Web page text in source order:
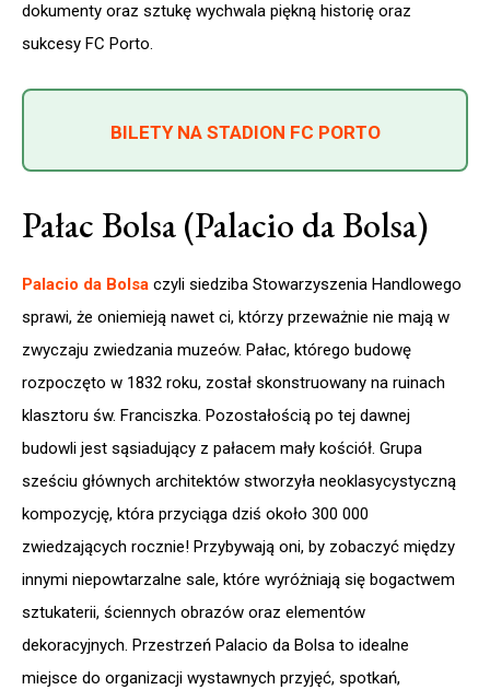
dokumenty oraz sztukę wychwala piękną historię oraz
sukcesy FC Porto.
BILETY NA STADION FC PORTO
Pałac Bolsa (Palacio da Bolsa)
Palacio da Bolsa czyli siedziba Stowarzyszenia Handlowego
sprawi, że oniemieją nawet ci, którzy przeważnie nie mają w
zwyczaju zwiedzania muzeów. Pałac, którego budowę
rozpoczęto w 1832 roku, został skonstruowany na ruinach
klasztoru św. Franciszka. Pozostałością po tej dawnej
budowli jest sąsiadujący z pałacem mały kościół. Grupa
sześciu głównych architektów stworzyła neoklasycystyczną
kompozycję, która przyciąga dziś około 300 000
zwiedzających rocznie! Przybywają oni, by zobaczyć między
innymi niepowtarzalne sale, które wyróżniają się bogactwem
sztukaterii, ściennych obrazów oraz elementów
dekoracyjnych. Przestrzeń Palacio da Bolsa to idealne
miejsce do organizacji wystawnych przyjęć, spotkań,